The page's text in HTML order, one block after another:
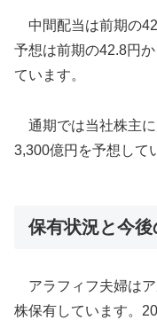
中間配当は前期の
予想は前期の42.8円
ています。
通期では当社株主
3,300億円を予想して
保有状況と今後
アラフィフ夫婦は
株保有しています。